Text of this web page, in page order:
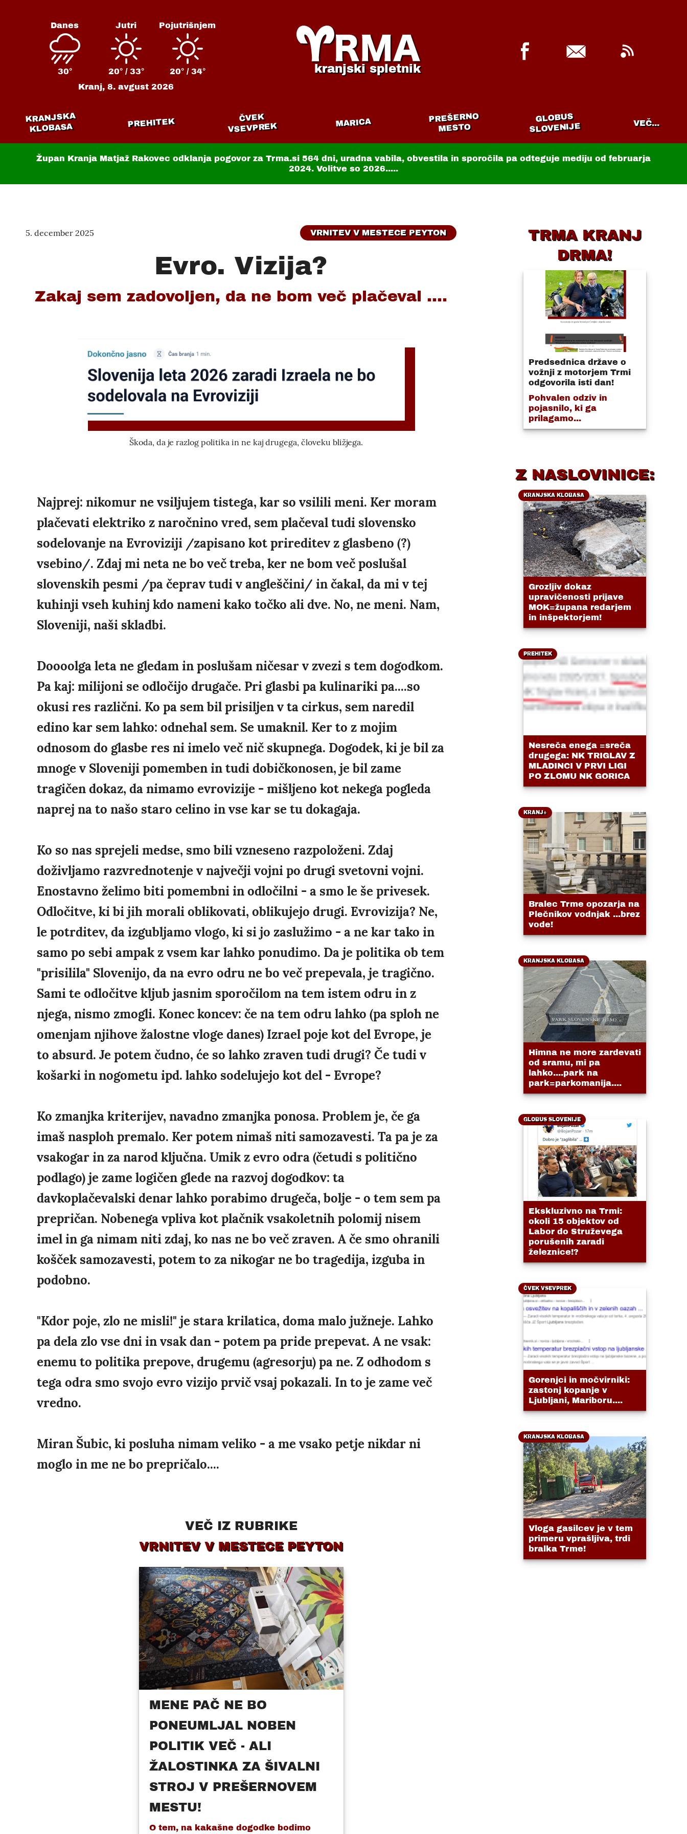
Danes
30°
Jutri
20° / 33°
Pojutrišnjem
20° / 34°
Kranj,8. avgust 2026
kranjski spletnik
KRANJSKA
KLOBASA PREHITEK ČVEK
VSEVPREK MARICA PREŠERNO
MESTO
GLOBUS
SLOVENIJE VEČ...
Župan Kranja Matjaž Rakovec odklanja pogovor za Trma.si 564 dni, uradna vabila, obvestila in sporočila pa odteguje mediju od februarja
2024. Volitve so 2026.....
5. december 2025 VRNITEV V MESTECE PEYTON
Evro. Vizija?
Zakaj sem zadovoljen, da ne bom več plačeval ....
Škoda, da je razlog politika in ne kaj drugega, človeku bližjega.
Najprej: nikomur ne vsiljujem tistega, kar so vsilili meni. Ker moram
plačevati elektriko z naročnino vred, sem plačeval tudi slovensko
sodelovanje na Evroviziji /zapisano kot prireditev z glasbeno (?)
vsebino/. Zdaj mi neta ne bo več treba, ker ne bom več poslušal
slovenskih pesmi /pa čeprav tudi v angleščini/ in čakal, da mi v tej
kuhinji vseh kuhinj kdo nameni kako točko ali dve. No, ne meni. Nam,
Sloveniji, naši skladbi.
Doooolga leta ne gledam in poslušam ničesar v zvezi s tem dogodkom.
Pa kaj: milijoni se odločijo drugače. Pri glasbi pa kulinariki pa....so
okusi res različni. Ko pa sem bil prisiljen v ta cirkus, sem naredil
edino kar sem lahko: odnehal sem. Se umaknil. Ker to z mojim
odnosom do glasbe res ni imelo več nič skupnega. Dogodek, ki je bil za
mnoge v Sloveniji pomemben in tudi dobičkonosen, je bil zame
tragičen dokaz, da nimamo evrovizije - mišljeno kot nekega pogleda
naprej na to našo staro celino in vse kar se tu dokagaja.
Ko so nas sprejeli medse, smo bili vzneseno razpoloženi. Zdaj
doživljamo razvrednotenje v največji vojni po drugi svetovni vojni.
Enostavno želimo biti pomembni in odločilni - a smo le še privesek.
Odločitve, ki bi jih morali oblikovati, oblikujejo drugi. Evrovizija? Ne,
le potrditev, da izgubljamo vlogo, ki si jo zaslužimo - a ne kar tako in
samo po sebi ampak z vsem kar lahko ponudimo. Da je politika ob tem
"prisilila" Slovenijo, da na evro odru ne bo več prepevala, je tragično.
Sami te odločitve kljub jasnim sporočilom na tem istem odru in z
njega, nismo zmogli. Konec koncev: če na tem odru lahko (pa sploh ne
omenjam njihove žalostne vloge danes) Izrael poje kot del Evrope, je
to absurd. Je potem čudno, će so lahko zraven tudi drugi? Če tudi v
košarki in nogometu ipd. lahko sodelujejo kot del - Evrope?
Ko zmanjka kriterijev, navadno zmanjka ponosa. Problem je, če ga
imaš nasploh premalo. Ker potem nimaš niti samozavesti. Ta pa je za
vsakogar in za narod ključna. Umik z evro odra (četudi s politično
podlago) je zame logičen glede na razvoj dogodkov: ta
davkoplačevalski denar lahko porabimo drugeča, bolje - o tem sem pa
prepričan. Nobenega vpliva kot plačnik vsakoletnih polomij nisem
imel in ga nimam niti zdaj, ko nas ne bo več zraven. A če smo ohranili
košček samozavesti, potem to za nikogar ne bo tragedija, izguba in
podobno.
"Kdor poje, zlo ne misli!" je stara krilatica, doma malo južneje. Lahko
pa dela zlo vse dni in vsak dan - potem pa pride prepevat. A ne vsak:
enemu to politika prepove, drugemu (agresorju) pa ne. Z odhodom s
tega odra smo svojo evro vizijo prvič vsaj pokazali. In to je zame več
vredno.
Miran Šubic, ki posluha nimam veliko - a me vsako petje nikdar ni
moglo in me ne bo prepričalo....
VEČ IZ RUBRIKE
VRNITEV V MESTECE PEYTON
MENE PAČ NE BO
PONEUMLJAL NOBEN
POLITIK VEČ - ALI
ŽALOSTINKA ZA ŠIVALNI
STROJ V PREŠERNOVEM
MESTU!
O tem, na kakašne dogodke bodimo
TRMA KRANJ
DRMA!
Predsednica države o
vožnji z motorjem Trmi
odgovorila isti dan!
Pohvalen odziv in
pojasnilo, ki ga
prilagamo...
Z NASLOVINICE:
KRANJSKA KLOBASA
Grozljiv dokaz
upravičenosti prijave
MOK=župana redarjem
in inšpektorjem!
PREHITEK
Nesreča enega =sreča
drugega: NK TRIGLAV Z
MLADINCI V PRVI LIGI
PO ZLOMU NK GORICA
KRANJ+
Bralec Trme opozarja na
Plečnikov vodnjak ...brez
vode!
KRANJSKA KLOBASA
Himna ne more zardevati
od sramu, mi pa
lahko....park na
park=parkomanija....
GLOBUS SLOVENIJE
Ekskluzivno na Trmi:
okoli 15 objektov od
Labor do Struževega
porušenih zaradi
železnice!?
ČVEK VSEVPREK
Gorenjci in močvirniki:
zastonj kopanje v
Ljubljani, Mariboru....
KRANJSKA KLOBASA
Vloga gasilcev je v tem
primeru vprašljiva, trdi
bralka Trme!